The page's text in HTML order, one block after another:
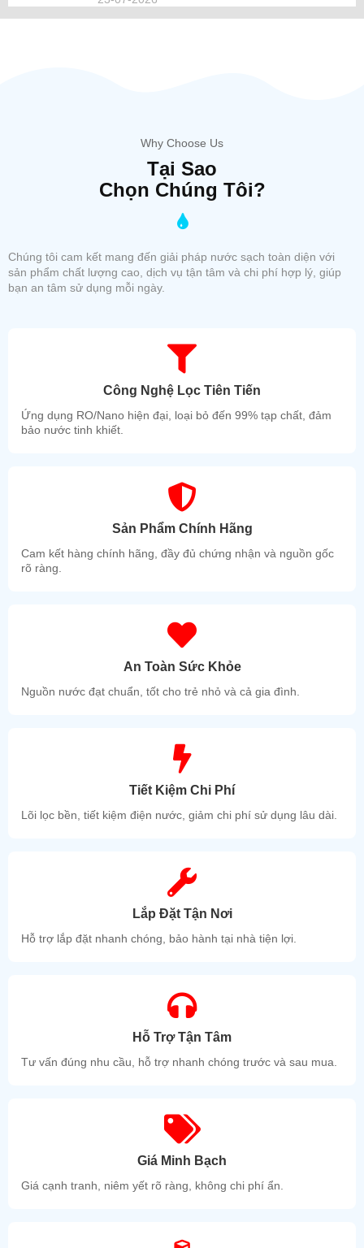
Why Choose Us
Tại Sao
Chọn Chúng Tôi?
Chúng tôi cam kết mang đến giải pháp nước sạch toàn diện với
sản phẩm chất lượng cao, dịch vụ tận tâm và chi phí hợp lý, giúp
bạn an tâm sử dụng mỗi ngày.
Công Nghệ Lọc Tiên Tiến
Ứng dụng RO/Nano hiện đại, loại bỏ đến 99% tạp chất, đảm
bảo nước tinh khiết.
Sản Phẩm Chính Hãng
Cam kết hàng chính hãng, đầy đủ chứng nhận và nguồn gốc
rõ ràng.
An Toàn Sức Khỏe
Nguồn nước đạt chuẩn, tốt cho trẻ nhỏ và cả gia đình.
Tiết Kiệm Chi Phí
Lõi lọc bền, tiết kiệm điện nước, giảm chi phí sử dụng lâu dài.
Lắp Đặt Tận Nơi
Hỗ trợ lắp đặt nhanh chóng, bảo hành tại nhà tiện lợi.
Hỗ Trợ Tận Tâm
Tư vấn đúng nhu cầu, hỗ trợ nhanh chóng trước và sau mua.
Giá Minh Bạch
Giá cạnh tranh, niêm yết rõ ràng, không chi phí ẩn.